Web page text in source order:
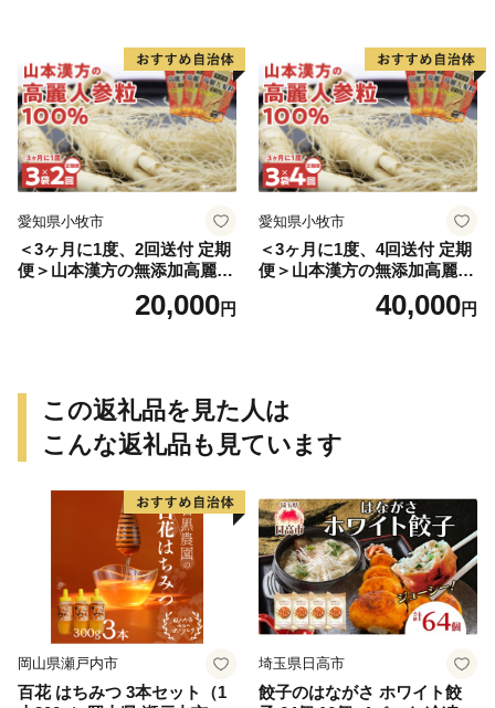
愛知県小牧市
＜3ヶ月に1度、2回送付 定期
便＞山本漢方の無添加高麗人
20,000円
愛知県小牧市
＜3ヶ月に1度、4回送付 定期
便＞山本漢方の無添加高麗人
40,000円
この返礼品を見た人は
こんな返礼品も見ています
岡山県瀬戸内市
百花 はちみつ 3本セット（1
埼玉県日高市
餃子のはながさ ホワイト餃